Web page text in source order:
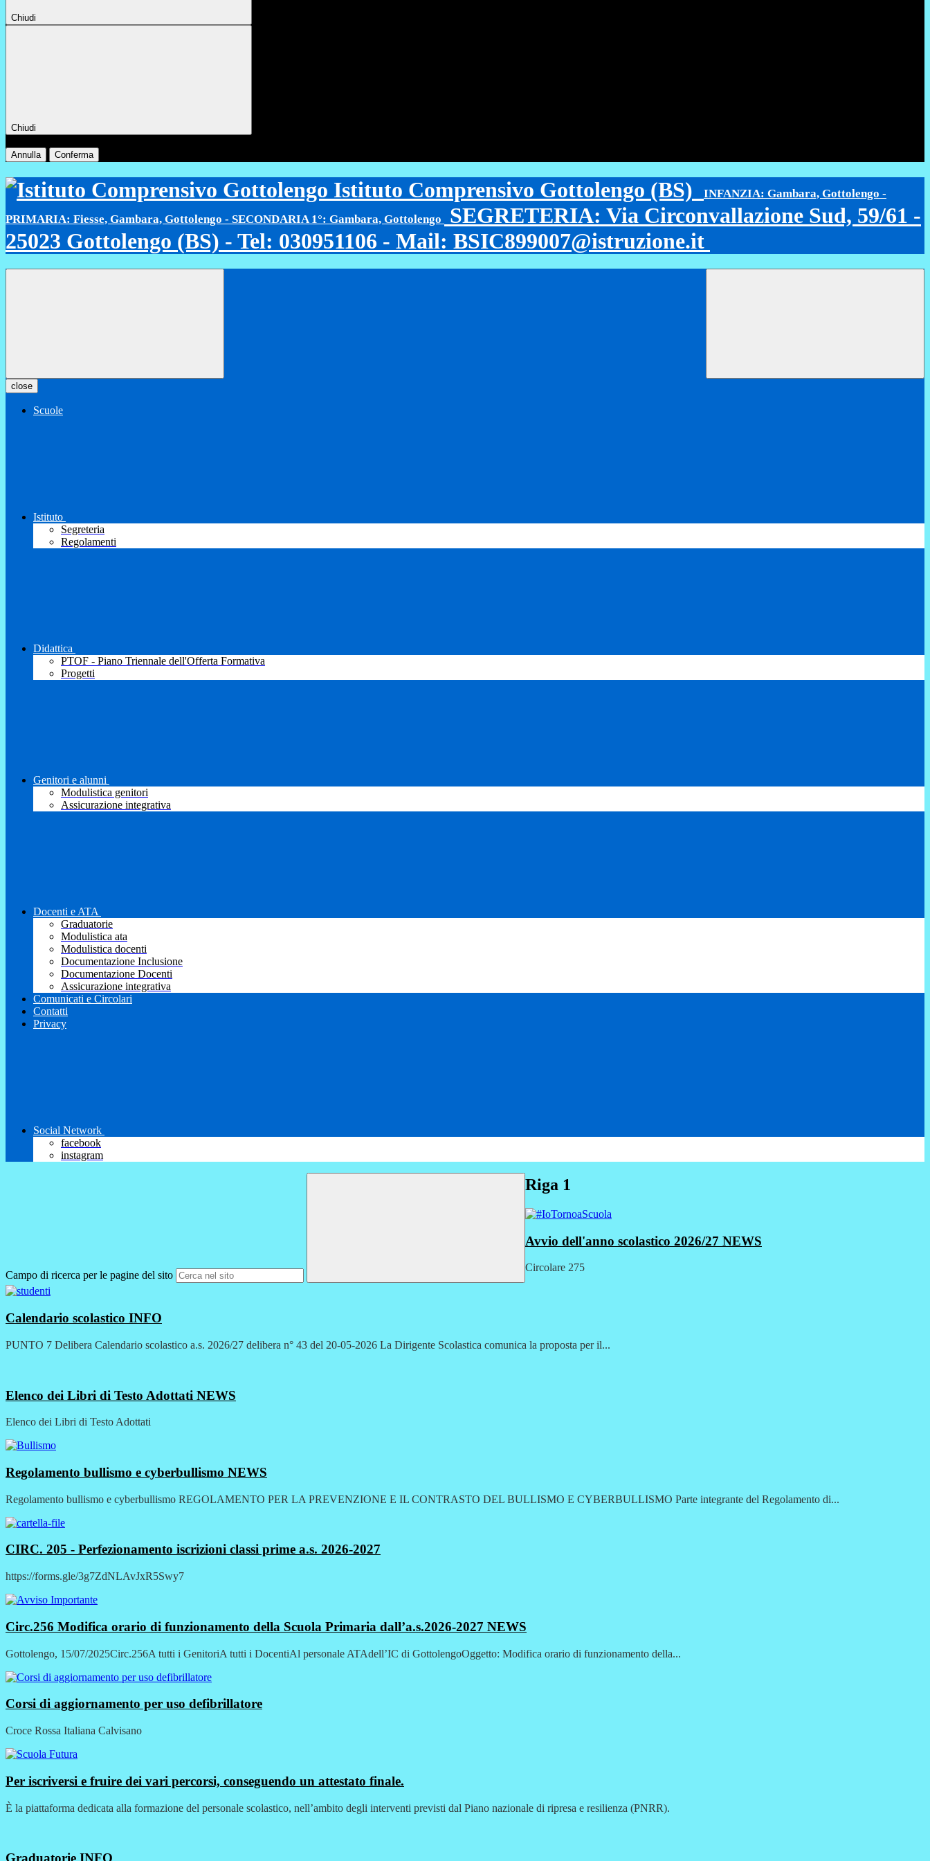
Chiudi
Chiudi
Annulla Conferma
Istituto Comprensivo Gottolengo (BS)
INFANZIA: Gambara, Gottolengo -
PRIMARIA: Fiesse, Gambara, Gottolengo - SECONDARIA 1°: Gambara, Gottolengo
SEGRETERIA: Via Circonvallazione Sud, 59/61 -
25023 Gottolengo (BS) - Tel: 030951106 - Mail: BSIC899007@istruzione.it
close
Scuole
Istituto
Segreteria
Regolamenti
Didattica
PTOF - Piano Triennale dell'Offerta Formativa
Progetti
Genitori e alunni
Modulistica genitori
Assicurazione integrativa
Docenti e ATA
Graduatorie
Modulistica ata
Modulistica docenti
Documentazione Inclusione
Documentazione Docenti
Assicurazione integrativa
Comunicati e Circolari
Contatti
Privacy
Social Network
facebook
instagram
Campo di ricerca per le pagine del sito
Riga 1
Avvio dell'anno scolastico 2026/27 NEWS
Circolare 275
Calendario scolastico INFO
PUNTO 7 Delibera Calendario scolastico a.s. 2026/27 delibera n° 43 del 20-05-2026 La Dirigente Scolastica comunica la proposta per il...
Elenco dei Libri di Testo Adottati NEWS
Elenco dei Libri di Testo Adottati
Regolamento bullismo e cyberbullismo NEWS
Regolamento bullismo e cyberbullismo REGOLAMENTO PER LA PREVENZIONE E IL CONTRASTO DEL BULLISMO E CYBERBULLISMO Parte integrante del Regolamento di...
CIRC. 205 - Perfezionamento iscrizioni classi prime a.s. 2026-2027
https://forms.gle/3g7ZdNLAvJxR5Swy7
Circ.256 Modifica orario di funzionamento della Scuola Primaria dall’a.s.2026-2027 NEWS
Gottolengo, 15/07/2025Circ.256A tutti i GenitoriA tutti i DocentiAl personale ATAdell’IC di GottolengoOggetto: Modifica orario di funzionamento della...
Corsi di aggiornamento per uso defibrillatore
Croce Rossa Italiana Calvisano
Per iscriversi e fruire dei vari percorsi, conseguendo un attestato finale.
È la piattaforma dedicata alla formazione del personale scolastico, nell’ambito degli interventi previsti dal Piano nazionale di ripresa e resilienza (PNRR).
Graduatorie INFO